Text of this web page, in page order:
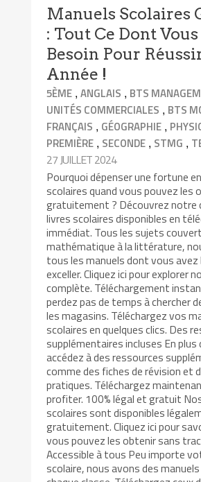
Manuels Scolaires
: Tout Ce Dont
Besoin Pour
Année !
5ÈME ,ANGLAIS , BTS
UNITÉS COMMERCIALES , BTS
FRANÇAIS , GÉOGRAPHIE ,
PREMIÈRE , SECONDE , STMG ,
27 JUILLET 2024
Pourquoi dépenser une fortune
scolaires quand vous pouvez les
gratuitement ? Découvrez notre
livres scolaires disponibles en
immédiat. Tous les sujets
mathématique à la littérature,
tous les manuels dont vous avez
exceller. Cliquez ici pour explorer
complète. Téléchargement
perdez pas de temps à chercher
les magasins. Téléchargez vos
scolaires en quelques clics. Des
supplémentaires incluses En plus
accédez à des ressources
comme des fiches de révision et
pratiques. Téléchargez
profiter. 100% légal et gratuit
scolaires sont disponibles
gratuitement. Cliquez ici pour
vous pouvez les obtenir sans
Accessible à tous Peu importe
scolaire, nous avons des